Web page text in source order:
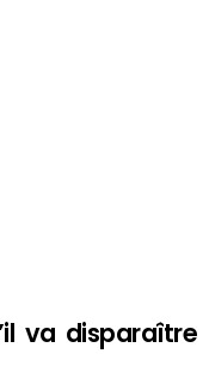
va disparaître